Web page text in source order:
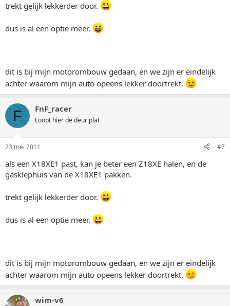
trekt gelijk lekkerder door.
dus is al een optie meer.
dit is bij mijn motorombouw gedaan, en we zijn er eindelijk
achter waarom mijn auto opeens lekker doortrekt.
F FnF_racer
Loopt hier de deur plat
23 mei 2011 #7
als een X18XE1 past, kan je beter een Z18XE halen, en de
gasklephuis van de X18XE1 pakken.
trekt gelijk lekkerder door.
dus is al een optie meer.
dit is bij mijn motorombouw gedaan, en we zijn er eindelijk
achter waarom mijn auto opeens lekker doortrekt.
wim-v6